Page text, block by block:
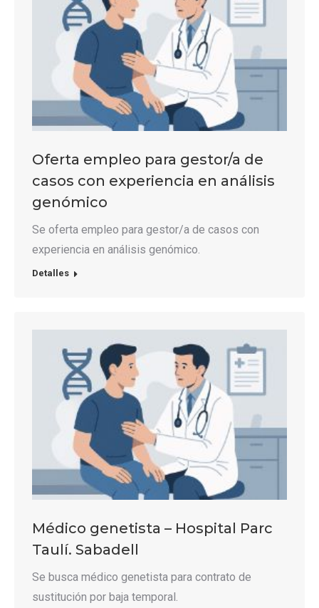
Oferta empleo para gestor/a de
casos con experiencia en análisis
genómico
Se oferta empleo para gestor/a de casos con
experiencia en análisis genómico.
Detalles
Médico genetista – Hospital Parc
Taulí. Sabadell
Se busca médico genetista para contrato de
sustitución por baja temporal.